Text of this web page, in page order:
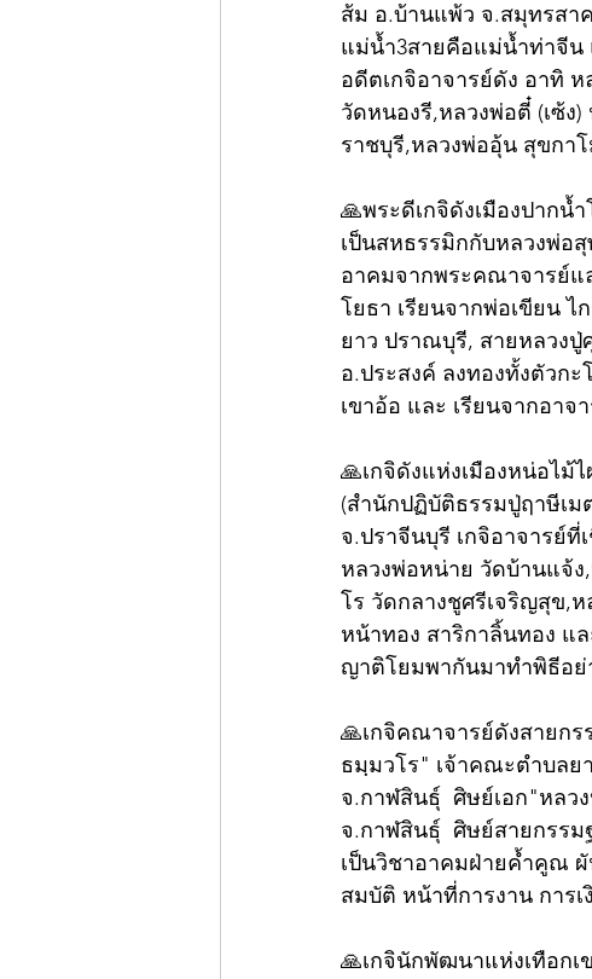
ส้ม อ.บ้านแพ้ว จ.สมุทรสา
แม่น้ำ3สายคือแม่น้ำท่าจีน
อดีตเกจิอาจารย์ดัง อาทิ
วัดหนองรี,หลวงพ่อตี๋ (เซ้
ราชบุรี,หลวงพ่ออุ้น สุขกา
🙏พระดีเกจิดังเมืองปาก
เป็นสหธรรมิกกับหลวงพ่อ
อาคมจากพระคณาจารย์แ
โยธา เรียนจากพ่อเขียน ไ
ยาว ปราณบุรี, สายหลวงปู่
อ.ประสงค์ ลงทองทั้งตัวก
เขาอ้อ และ เรียนจากอาจ
🙏เกจิดังแห่งเมืองหน่อไ
(สำนักปฏิบัติธรรมปู่ฤาษีเ
จ.ปราจีนบุรี เกจิอาจารย์
หลวงพ่อหน่าย วัดบ้านแจ้ง
โร วัดกลางชูศรีเจริญสุข,ห
หน้าทอง สาริกาลิ้นทอง แ
ญาติโยมพากันมาทำพิธีอย่
🙏เกจิคณาจารย์ดังสายก
ธมฺมวโร" เจ้าคณะตำบลย
จ.กาฬสินธุ์  ศิษย์เอก"หลว
จ.กาฬสินธุ์  ศิษย์สายกรร
เป็นวิชาอาคมฝ่ายค้ำคูณ ผั
สมบัติ หน้าที่การงาน การเ
🙏เกจินักพัฒนาแห่งเทือก